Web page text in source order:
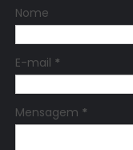
Nome
E-mail *
Mensagem *